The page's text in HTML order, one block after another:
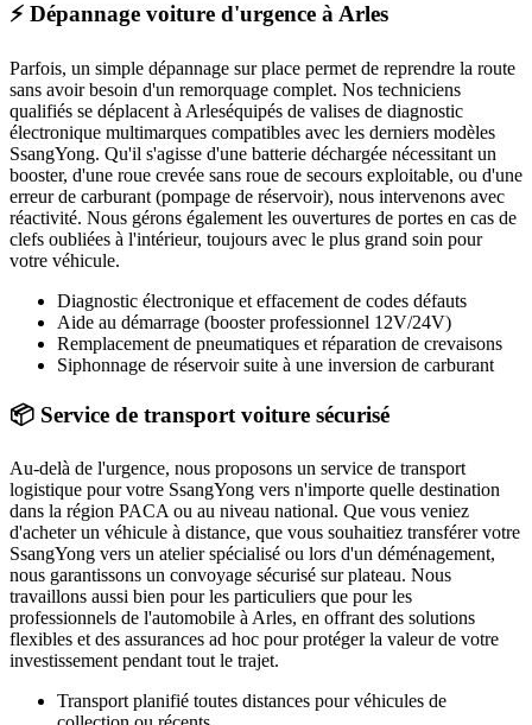
⚡ Dépannage voiture d'urgence à Arles
Parfois, un simple dépannage sur place permet de reprendre la route
sans avoir besoin d'un remorquage complet. Nos techniciens
qualifiés se déplacent à Arleséquipés de valises de diagnostic
électronique multimarques compatibles avec les derniers modèles
SsangYong. Qu'il s'agisse d'une batterie déchargée nécessitant un
booster, d'une roue crevée sans roue de secours exploitable, ou d'une
erreur de carburant (pompage de réservoir), nous intervenons avec
réactivité. Nous gérons également les ouvertures de portes en cas de
clefs oubliées à l'intérieur, toujours avec le plus grand soin pour
votre véhicule.
Diagnostic électronique et effacement de codes défauts
Aide au démarrage (booster professionnel 12V/24V)
Remplacement de pneumatiques et réparation de crevaisons
Siphonnage de réservoir suite à une inversion de carburant
📦 Service de transport voiture sécurisé
Au-delà de l'urgence, nous proposons un service de transport
logistique pour votre SsangYong vers n'importe quelle destination
dans la région PACA ou au niveau national. Que vous veniez
d'acheter un véhicule à distance, que vous souhaitiez transférer votre
SsangYong vers un atelier spécialisé ou lors d'un déménagement,
nous garantissons un convoyage sécurisé sur plateau. Nous
travaillons aussi bien pour les particuliers que pour les
professionnels de l'automobile à Arles, en offrant des solutions
flexibles et des assurances ad hoc pour protéger la valeur de votre
investissement pendant tout le trajet.
Transport planifié toutes distances pour véhicules de